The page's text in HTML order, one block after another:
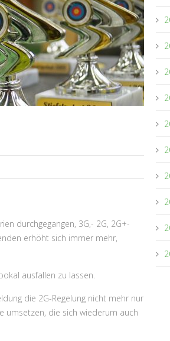
durchgegangen, 3G,- 2G, 2G+-
erhöht sich immer mehr,
ausfallen zu lassen.
die 2G-Regelung nicht mehr nur
umsetzen, die sich wiederum auch